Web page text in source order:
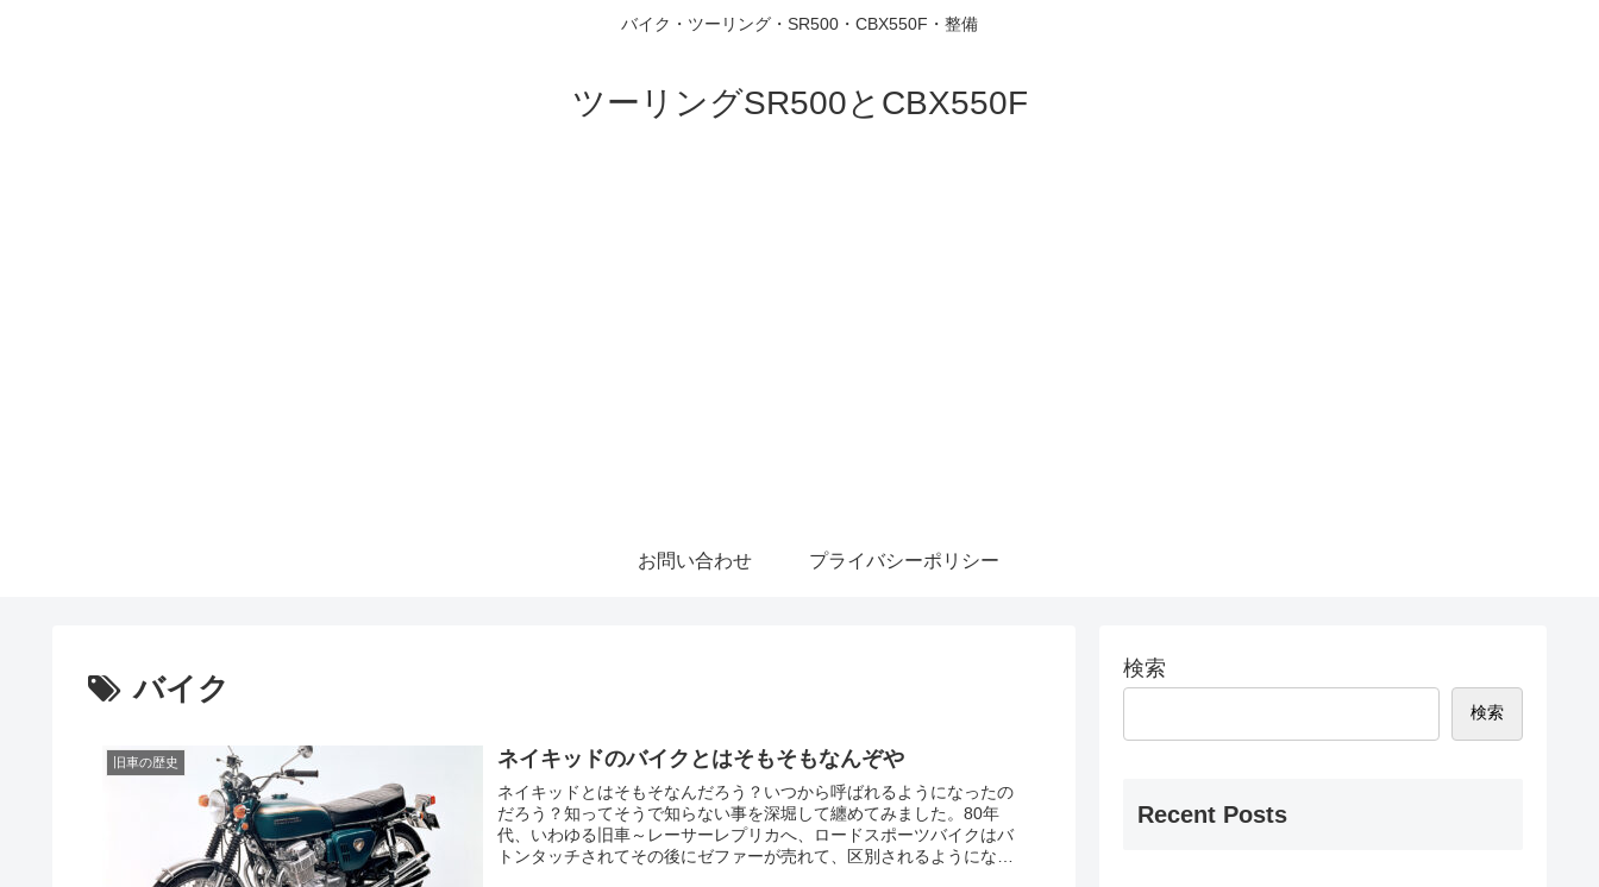
バイク・ツーリング・SR500・CBX550F・整備
ツーリングSR500とCBX550F
お問い合わせ プライバシーポリシー
バイク
旧車の歴史 ネイキッドのバイクとはそもそもなんぞや
ネイキッドとはそもそなんだろう？いつから呼ばれるようになったの
だろう？知ってそうで知らない事を深堀して纏めてみました。80年
代、いわゆる旧車～レーサーレプリカへ、ロードスポーツバイクはバ
トンタッチされてその後にゼファーが売れて、区別されるようになり
検索
検索
Recent Posts